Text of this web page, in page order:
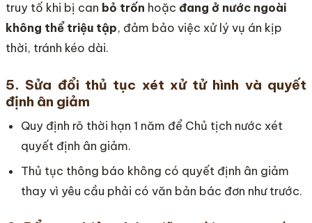
truy tố khi bị can bỏ trốn hoặc đang ở nước ngoài
không thể triệu tập, đảm bảo việc xử lý vụ án kịp
thời, tránh kéo dài.
5. Sửa đổi thủ tục xét xử tử hình và quyết
định ân giảm
Quy định rõ thời hạn 1 năm để Chủ tịch nước xét
quyết định ân giảm.
Thủ tục thông báo không có quyết định ân giảm
thay vì yêu cầu phải có văn bản bác đơn như trước.